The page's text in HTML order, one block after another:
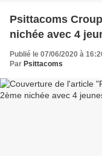
Psittacoms
nichée avec 4
Publié le 07/06/2020 à
Par Psittacoms